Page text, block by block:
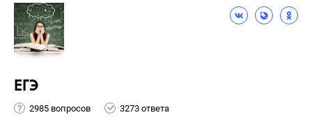
ЕГЭ
2985 вопросов 3273 ответа